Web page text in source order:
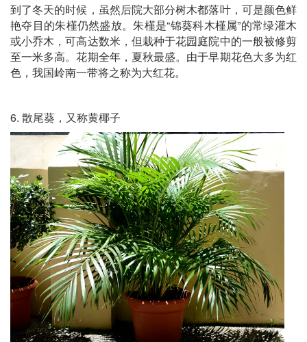
到了冬天的时候，虽然后院大部分树木都落叶，可是颜色鲜
艳夺目的朱槿仍然盛放。朱槿是“锦葵科木槿属”的常绿灌木
或小乔木，可高达数米，但栽种于花园庭院中的一般被修剪
至一米多高。花期全年，夏秋最盛。由于早期花色大多为红
色，我国岭南一带将之称为大红花。
6. 散尾葵，又称黄椰子